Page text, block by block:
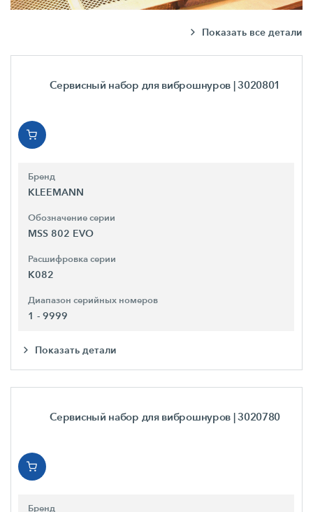
Показать все детали
Сервисный набор для виброшнуров | 3020801
Бренд
KLEEMANN
Обозначение серии
MSS 802 EVO
Расшифровка серии
K082
Диапазон серийных номеров
1 - 9999
Показать детали
Сервисный набор для виброшнуров | 3020780
Бренд